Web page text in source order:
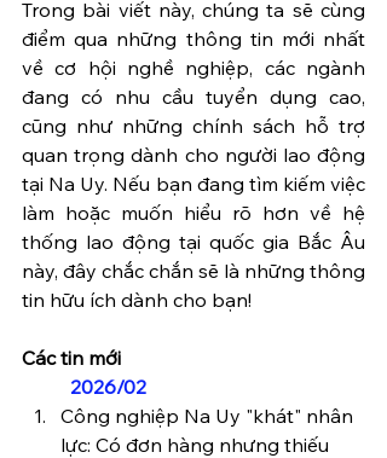
Trong bài viết này, chúng ta sẽ cùng
điểm qua những thông tin mới nhất
về cơ hội nghề nghiệp, các ngành
đang có nhu cầu tuyển dụng cao,
cũng như những chính sách hỗ trợ
quan trọng dành cho người lao động
tại Na Uy. Nếu bạn đang tìm kiếm việc
làm hoặc muốn hiểu rõ hơn về hệ
thống lao động tại quốc gia Bắc Âu
này, đây chắc chắn sẽ là những thông
tin hữu ích dành cho bạn!
Các tin mới
	2026/02
Công nghiệp Na Uy "khát" nhân
lực: Có đơn hàng nhưng thiếu